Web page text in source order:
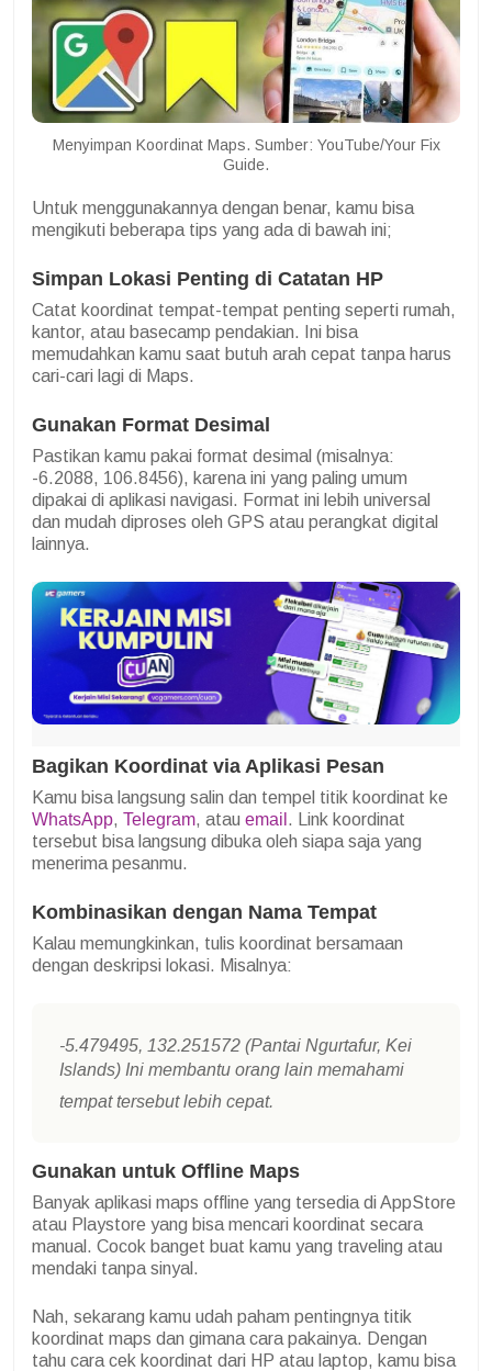
Menyimpan Koordinat Maps. Sumber: YouTube/Your Fix
Guide.
Untuk menggunakannya dengan benar, kamu bisa
mengikuti beberapa tips yang ada di bawah ini;
Simpan Lokasi Penting di Catatan HP
Catat koordinat tempat-tempat penting seperti rumah,
kantor, atau basecamp pendakian. Ini bisa
memudahkan kamu saat butuh arah cepat tanpa harus
cari-cari lagi di Maps.
Gunakan Format Desimal
Pastikan kamu pakai format desimal (misalnya:
-6.2088, 106.8456), karena ini yang paling umum
dipakai di aplikasi navigasi. Format ini lebih universal
dan mudah diproses oleh GPS atau perangkat digital
lainnya.
Bagikan Koordinat via Aplikasi Pesan
Kamu bisa langsung salin dan tempel titik koordinat ke
WhatsApp, Telegram, atau email . Link koordinat
tersebut bisa langsung dibuka oleh siapa saja yang
menerima pesanmu.
Kombinasikan dengan Nama Tempat
Kalau memungkinkan, tulis koordinat bersamaan
dengan deskripsi lokasi. Misalnya:
-5.479495, 132.251572 (Pantai Ngurtafur, Kei
Islands) Ini membantu orang lain memahami
tempat tersebut lebih cepat.
Gunakan untuk Offline Maps
Banyak aplikasi maps offline yang tersedia di AppStore
atau Playstore yang bisa mencari koordinat secara
manual. Cocok banget buat kamu yang traveling atau
mendaki tanpa sinyal.
Nah, sekarang kamu udah paham pentingnya titik
koordinat maps dan gimana cara pakainya. Dengan
tahu cara cek koordinat dari HP atau laptop, kamu bisa